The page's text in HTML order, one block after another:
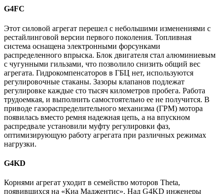
G4FC
Этот силовой агрегат перешел с небольшими изменениями с
рестайлинговой версии первого поколения. Топливная
система оснащена электронными форсунками
распределенного впрыска. Блок двигателя стал алюминиевым
с чугунными гильзами, что позволило снизить общий вес
агрегата. Гидрокомпенсаторов в ГБЦ нет, используются
регулировочные стаканы. Зазоры клапанов подлежат
регулировке каждые сто тысяч километров пробега. Работа
трудоемкая, и выполнить самостоятельно ее не получится. В
приводе газораспределительного механизма (ГРМ) мотора
появилась вместо ремня надежная цепь, а на впускном
распредвале установили муфту регулировки фаз,
оптимизирующую работу агрегата при различных режимах
нагрузки.
G4KD
Корнями агрегат уходит в семейство моторов Theta,
появившихся на «Киа Маджентис». Над G4KD инженеры